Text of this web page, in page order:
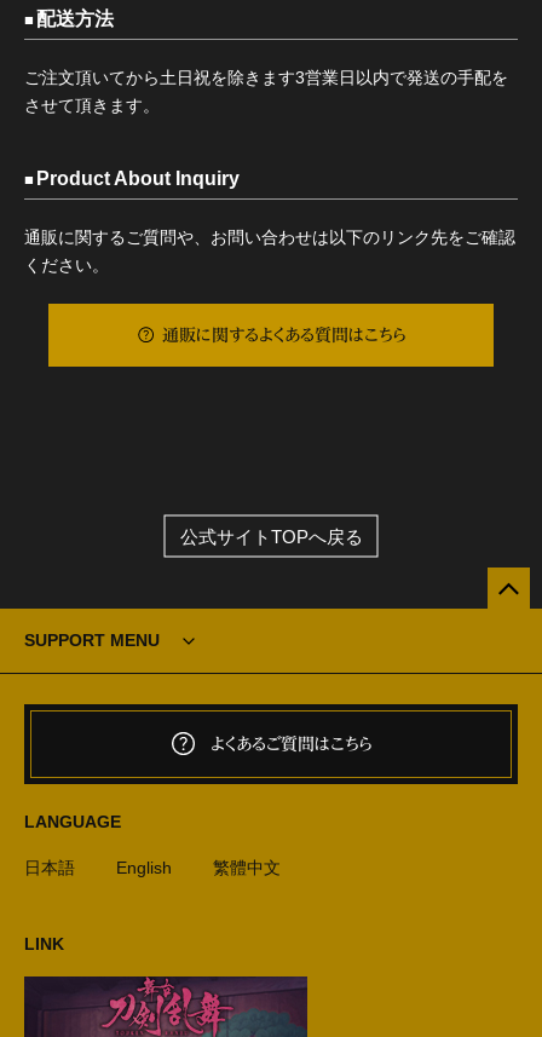
配送方法
ご注文頂いてから土日祝を除きます3営業日以内で発送の手配を
させて頂きます。
Product About Inquiry
通販に関するご質問や、お問い合わせは以下のリンク先をご確認
ください。
通販に関するよくある質問はこちら
公式サイトTOPへ戻る
SUPPORT MENU
よくあるご質問はこちら
LANGUAGE
日本語 English 繁體中文
LINK